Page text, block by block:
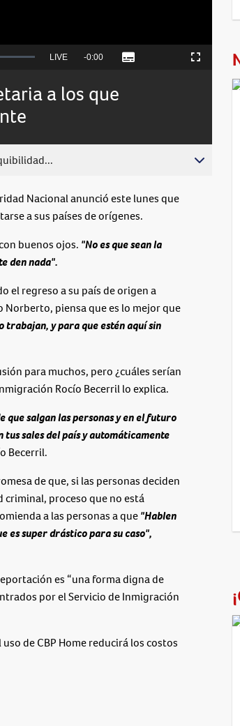
Seek
behind
live
LIVE Remaining
-0:00 Subtitles Fullscreen
a los que
Nacional anunció este lunes que
a sus países de orígenes.
buenos ojos. "No es que sean la
den nada".
el regreso a su país de origen a
Norberto, piensa que es lo mejor que
trabajan, y para que estén aquí sin
para muchos, pero ¿cuáles serían
Rocío Becerril lo explica.
que salgan las personas y en el futuro
sales del país y automáticamente
Becerril.
de que, si las personas deciden
proceso que no está
a las personas a que"Hablen
es super drástico para su caso",
es “una forma digna de
por el Servicio de Inmigración
de CBP Home reducirá los costos